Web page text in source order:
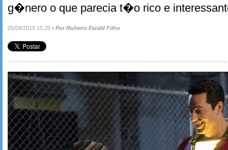
g�nero o que parecia t�o rico e
05/04/2019 15:25 • Por Rubens Ewald Filho